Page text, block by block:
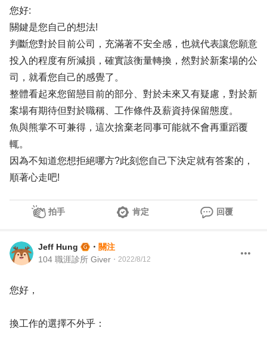
您好:
關鍵是您自己的想法!
判斷您對於目前公司，充滿著不安全感，也就代表讓您願意
投入的程度有所減損，確實該衡量轉換，然對於新案場的公
司，就看您自己的感覺了。
整體看起來您留戀目前的部分、對於未來又有疑慮，對於新
案場有期待但對於職稱、工作條件及薪資持保留態度。
魚與熊掌不可兼得，這次捨棄老同事可能就不會再重蹈覆
輒。
因為不知道您想拒絕哪方?此刻您自己下決定就有答案的，
順著心走吧!
拍手 肯定 回覆
Jeff Hung ・ 關注
104 職涯診所 Giver ・ 2022/8/12
您好，
換工作的選擇不外乎：